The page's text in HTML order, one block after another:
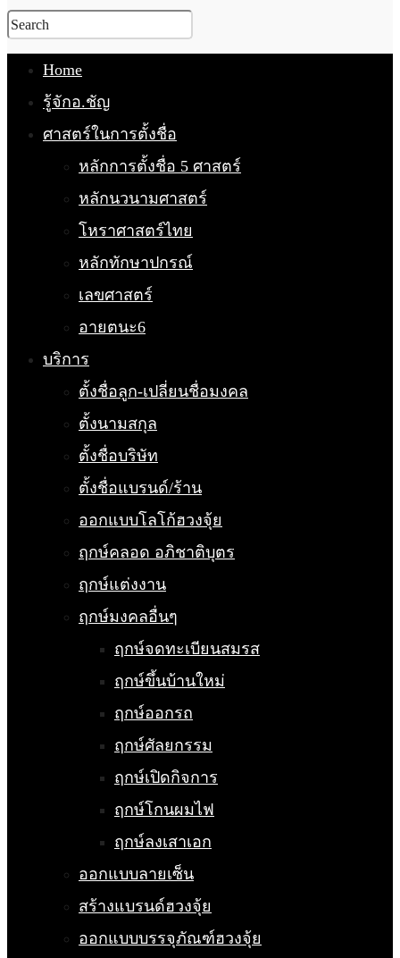
Home
รู้จักอ.ชัญ
ศาสตร์ในการตั้งชื่อ
หลักการตั้งชื่อ 5 ศาสตร์
หลักนวนามศาสตร์
โหราศาสตร์ไทย
หลักทักษาปกรณ์
เลขศาสตร์
อายตนะ6
บริการ
ตั้งชื่อลูก-เปลี่ยนชื่อมงคล
ตั้งนามสกุล
ตั้งชื่อบริษัท
ตั้งชื่อแบรนด์/ร้าน
ออกแบบโลโก้ฮวงจุ้ย
ฤกษ์คลอด อภิชาติบุตร
ฤกษ์แต่งงาน
ฤกษ์มงคลอื่นๆ
ฤกษ์จดทะเบียนสมรส
ฤกษ์ขึ้นบ้านใหม่
ฤกษ์ออกรถ
ฤกษ์ศัลยกรรม
ฤกษ์เปิดกิจการ
ฤกษ์โกนผมไฟ
ฤกษ์ลงเสาเอก
ออกแบบลายเซ็น
สร้างแบรนด์ฮวงจุ้ย
ออกแบบบรรจุภัณฑ์ฮวงจุ้ย